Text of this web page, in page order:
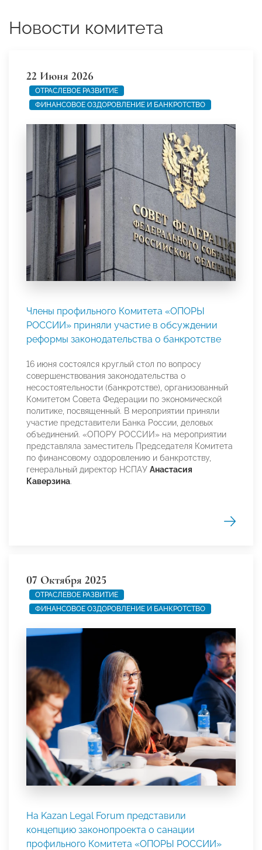
Новости комитета
22 Июня 2026
ОТРАСЛЕВОЕ РАЗВИТИЕ
ФИНАНСОВОЕ ОЗДОРОВЛЕНИЕ И БАНКРОТСТВО
Члены профильного Комитета «ОПОРЫ
РОССИИ» приняли участие в обсуждении
реформы законодательства о банкротстве
16 июня состоялся круглый стол по вопросу
совершенствования законодательства о
несостоятельности (банкротстве), организованный
Комитетом Совета Федерации по экономической
политике, посвященный. В мероприятии приняли
участие представители Банка России, деловых
объединений. «ОПОРУ РОССИИ» на мероприятии
представляла заместитель Председателя Комитета
по финансовому оздоровлению и банкротству,
генеральный директор НСПАУ Анастасия
Каверзина.
07 Октября 2025
ОТРАСЛЕВОЕ РАЗВИТИЕ
ФИНАНСОВОЕ ОЗДОРОВЛЕНИЕ И БАНКРОТСТВО
На Kazan Legal Forum представили
концепцию законопроекта о санации
профильного Комитета «ОПОРЫ РОССИИ»